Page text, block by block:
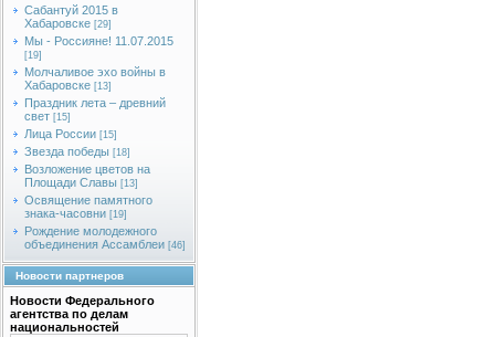
Сабантуй 2015 в
Хабаровске [29]
Мы - Россияне! 11.07.2015
[19]
Молчаливое эхо войны в
Хабаровске [13]
Праздник лета – древний
свет [15]
Лица России [15]
Звезда победы [18]
Возложение цветов на
Площади Славы [13]
Освящение памятного
знака-часовни [19]
Рождение молодежного
объединения Ассамблеи [46]
Новости партнеров
Новости Федерального
агентства по делам
национальностей